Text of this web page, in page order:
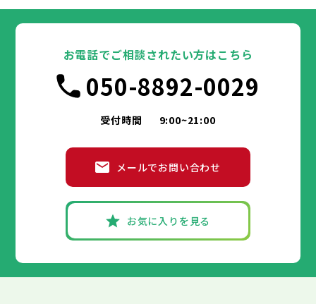
お電話でご相談されたい方はこちら
050-8892-0029
受付時間 9:00~21:00
メールでお問い合わせ
お気に入りを見る